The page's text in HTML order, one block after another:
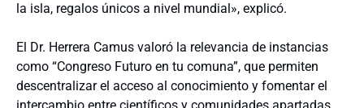
la isla, regalos únicos a nivel mundial», explicó.
El Dr. Herrera Camus valoró la relevancia de instancias
como “Congreso Futuro en tu comuna”, que permiten
descentralizar el acceso al conocimiento y fomentar el